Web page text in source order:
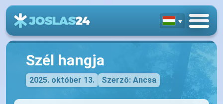
Szél hangja
2025. október 13. Szerző: Ancsa